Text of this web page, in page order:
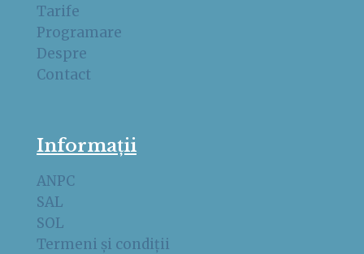
Tarife
Programare
Despre
Contact
Informații
ANPC
SAL
SOL
Termeni și condiții